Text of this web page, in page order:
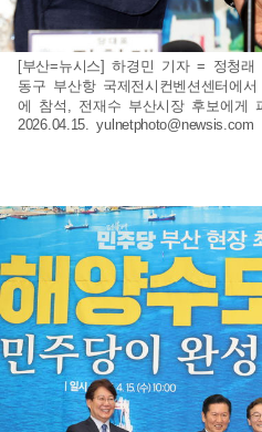
[부산=뉴시스] 하경민 기자 = 정청
동구 부산항 국제전시컨벤션센터에
에 참석, 전재수 부산시장 후보에게
2026.04.15.yulnetphoto@newsis.com